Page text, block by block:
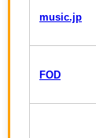
music.jp
FOD